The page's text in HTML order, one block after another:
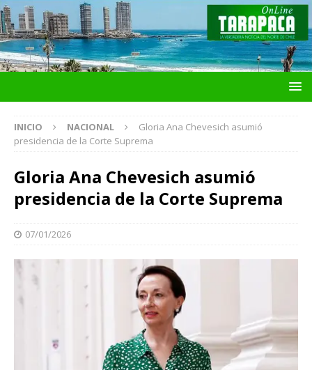
INICIO NACIONAL
Gloria Ana Chevesich asumió
presidencia de la Corte Suprema
Gloria Ana Chevesich asumió
presidencia de la Corte Suprema
07/01/2026